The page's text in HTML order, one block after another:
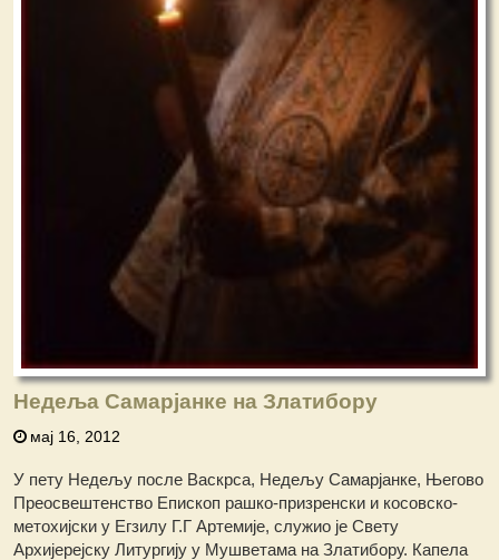
Недеља Самарјанке на Златибору
мај 16, 2012
У пету Недељу после Васкрса, Недељу Самарјанке, Његово
Преосвештенство Епископ рашко-призренски и косовско-
метохијски у Егзилу Г.Г Артемије, служио је Свету
Архијерејску Литургију у Мушветама на Златибору. Капела